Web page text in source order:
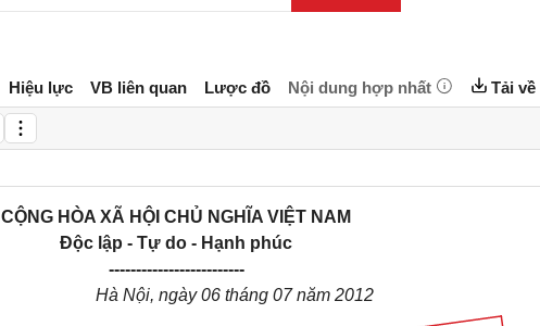
Hiệu lực VB liên quan Lược đồ Nội dung hợp nhất Tải về
CỘNG HÒA XÃ HỘI CHỦ NGHĨA VIỆT NAM
Độc lập - Tự do - Hạnh phúc
-------------------------
Hà Nội, ngày06 tháng 07năm 2012